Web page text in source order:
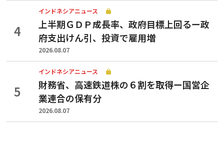
インドネシアニュース
上半期ＧＤＰ成長率、政府目標上回るー政
府支出けん引、投資で雇用増
2026.08.07
インドネシアニュース
財務省、高速鉄道株の６割を取得ー国営企
業連合の保有分
2026.08.07